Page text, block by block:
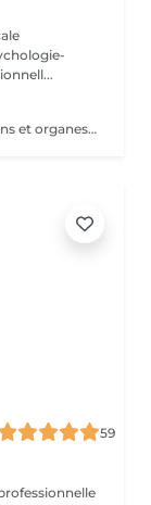
Massage ostéopathie énergétique des méridiens et organes. Blocage de l'auto-guérison et du mieux-être. Prise en charge phytotherapeutique associé.
59